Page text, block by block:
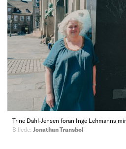
Trine Dahl-Jensen foran Inge Lehmanns
Billede: Jonathan Transbøl